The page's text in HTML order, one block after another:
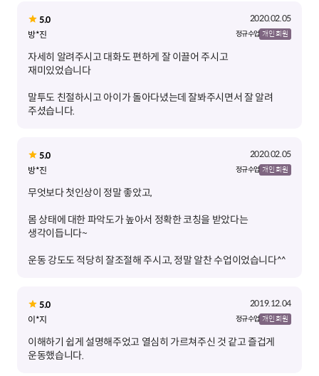
5.0
2020.02.05
방*진
정규 수업 개인 회원
자세히 알려주시고 대화도 편하게 잘 이끌어 주시고
재미있었습니다
말투도 친절하시고 아이가 돌아다녔는데 잘봐주시면서 잘 알려
주셨습니다.
5.0
2020.02.05
방*진
정규 수업 개인 회원
몸 상태에 대한 파악도가 높아서 정확한 코칭을 받았다는
운동 강도도 적당히 잘조절해 주시고, 정말 알찬 수업이었습니다^^
5.0
2019.12.04
이*지
정규 수업 개인 회원
이해하기 쉽게 설명해주었고 열심히 가르쳐주신 것 같고 즐겁게
운동했습니다.